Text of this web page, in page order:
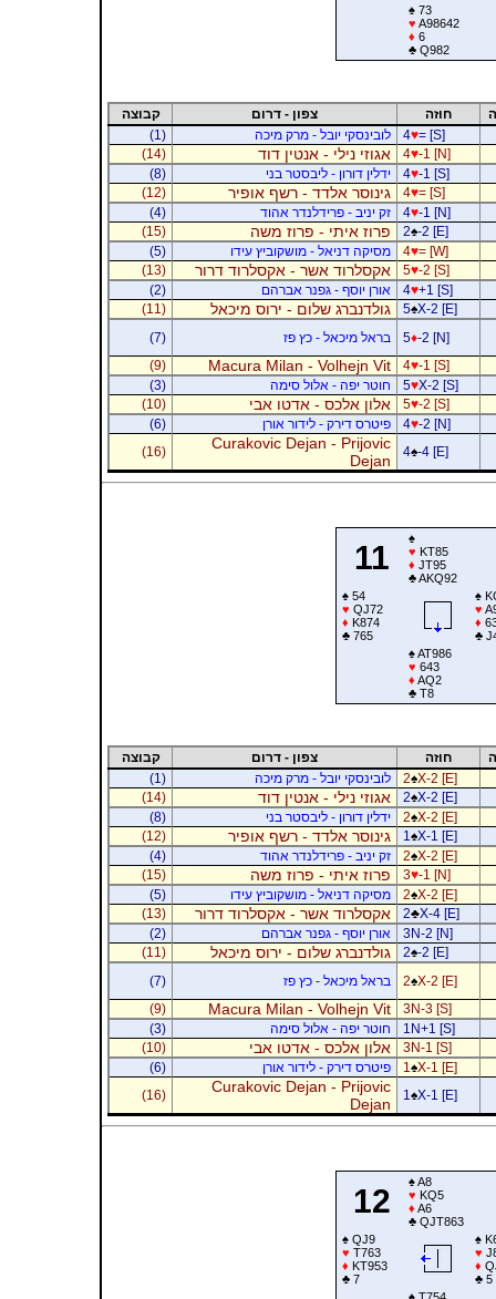
♠73
♥ A98642
♦ 6
♣Q982
חוזה צפון - דרום
קבוצה
4♥= [S] לובינסקי יובל - מרק מיכה
(1)
4♥-1 [N] אגוזי נילי - אנטין דוד
(14)
4♥-1 [S] ידלין דורון - ליבסטר בני
(8)
4♥= [S] גינוסר אלדד - רשף אופיר
(12)
4♥-1 [N] זק יניב - פרידלנדר אהוד
(4)
2♠-2 [E] פרוז איתי - פרוז משה
(15)
4♥= [W] מסיקה דניאל - מושקוביץ עידו
(5)
5♥-2 [S] אקסלרוד אשר - אקסלרוד דרור
(13)
4♥+1 [S] אורן יוסף - גפנר אברהם
(2)
5♠X-2 [E] גולדנברג שלום - ירוס מיכאל
(11)
5♦-2 [N] בראל מיכאל - כץ פז
(7)
4♥-1 [S]
Macura Milan - Volhejn Vit
(9)
5♥X-2 [S] חוטר יפה - אלול סימה
(3)
5♥-2 [S] אלון אלכס - אדטו אבי
(10)
4♥-2 [N] פיטרס דירק - לידור אורן
(6)
4♠-4 [E]
Curakovic Dejan - Prijovic
Dejan
(16)
11
♠
♥ KT85
♦ JT95
♣AKQ92
♠54
♥ QJ72
♦ K874
♣765
♠
♥
♦
♣
♠AT986
♥ 643
♦ AQ2
♣T8
חוזה צפון - דרום
קבוצה
2♠X-2 [E] לובינסקי יובל - מרק מיכה
(1)
2♠X-2 [E] אגוזי נילי - אנטין דוד
(14)
2♠X-2 [E] ידלין דורון - ליבסטר בני
(8)
1 ♠X-1 [E] גינוסר אלדד - רשף אופיר
(12)
2♠X-2 [E] זק יניב - פרידלנדר אהוד
(4)
3♥-1 [N] פרוז איתי - פרוז משה
(15)
2♠X-2 [E] מסיקה דניאל - מושקוביץ עידו
(5)
2♣X-4 [E] אקסלרוד אשר - אקסלרוד דרור
(13)
3N-2 [N]
אורן יוסף - גפנר אברהם
(2)
2♠-2 [E] גולדנברג שלום - ירוס מיכאל
(11)
2♠X-2 [E] בראל מיכאל - כץ פז
(7)
3N-3 [S]
Macura Milan - Volhejn Vit
(9)
1N+1 [S]
חוטר יפה - אלול סימה
(3)
3N-1 [S]
אלון אלכס - אדטו אבי
(10)
1 ♠X-1 [E] פיטרס דירק - לידור אורן
(6)
1 ♠X-1 [E]
Curakovic Dejan - Prijovic
Dejan
(16)
12
♠A8
♥ KQ5
♦ A6
♣QJT863
♠QJ9
♥ T763
♦ KT953
♣7
♠
♥
♦
♣5